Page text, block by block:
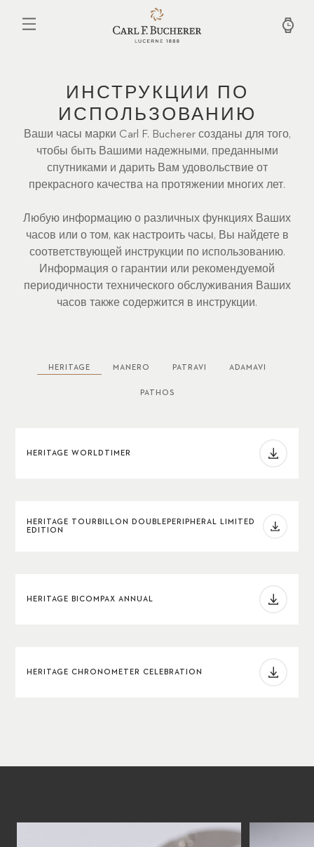
основному
ИНСТРУКЦИИ ПО
ИСПОЛЬЗОВАНИЮ
Ваши часы марки Carl F. Bucherer созданы для того,
чтобы быть Вашими надежными, преданными
спутниками и дарить Вам удовольствие от
прекрасного качества на протяжении многих лет.
Любую информацию о различных функциях Ваших
часов или о том, как настроить часы, Вы найдете в
соответствующей инструкции по использованию.
Информация о гарантии или рекомендуемой
периодичности технического обслуживания Ваших
часов также содержится в инструкции.
HERITAGE MANERO PATRAVI ADAMAVI
PATHOS
HERITAGE WORLDTIMER
HERITAGE TOURBILLON DOUBLEPERIPHERAL LIMITED
EDITION
HERITAGE BICOMPAX ANNUAL
HERITAGE CHRONOMETER CELEBRATION